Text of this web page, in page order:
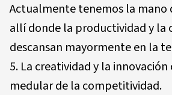
Actualmente tenemos la mano
allí donde la productividad y la
descansan mayormente en la
La creatividad y la
medular de la competitividad.